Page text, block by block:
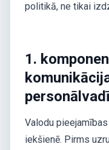
politikā, ne tikai
1.
Valodu
iekšienē. Pirms